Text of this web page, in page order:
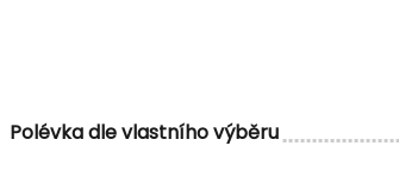
Polévka dle vlastního výběru